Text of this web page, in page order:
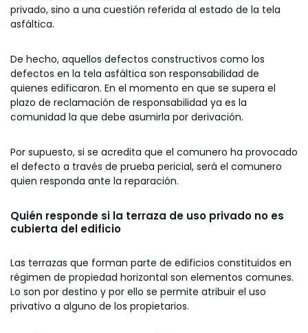
privado, sino a una cuestión referida al estado de la tela
asfáltica.
De hecho, aquellos defectos constructivos como los
defectos en la tela asfáltica son responsabilidad de
quienes edificaron. En el momento en que se supera el
plazo de reclamación de responsabilidad ya es la
comunidad la que debe asumirla por derivación.
Por supuesto, si se acredita que el comunero ha provocado
el defecto a través de prueba pericial, será el comunero
quien responda ante la reparación.
Quién responde si la terraza de uso privado no es
cubierta del edificio
Las terrazas que forman parte de edificios constituidos en
régimen de propiedad horizontal son elementos comunes.
Lo son por destino y por ello se permite atribuir el uso
privativo a alguno de los propietarios.